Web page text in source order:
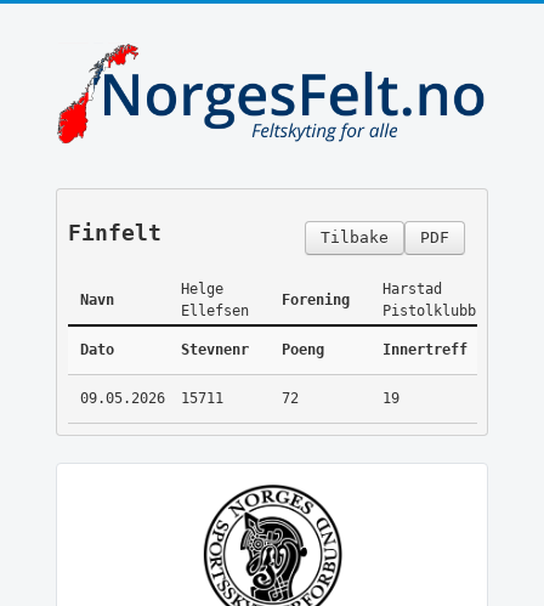
PDF
Tilbake
Finfelt
Navn
Helge
Ellefsen
Forening
Harstad
Pistolklubb
Dato Stevnenr Poeng Innertreff
09.05.2026 15711 72 19